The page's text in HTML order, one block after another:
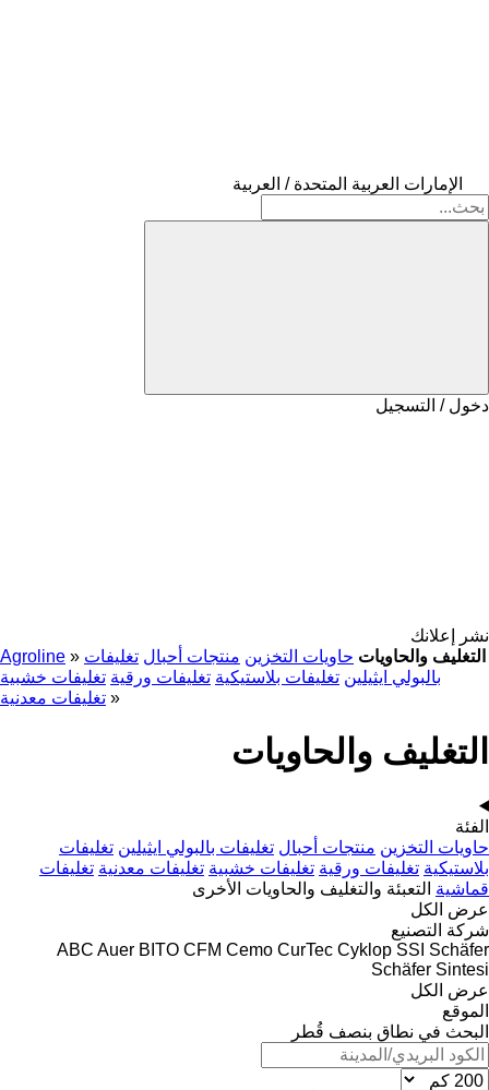
الإمارات العربية المتحدة / العربية
دخول / التسجيل
نشر إعلانك
Agroline » التغليف والحاويات حاويات التخزين منتجات أحبال تغليفات
بالبولي ايثيلين تغليفات بلاستيكية تغليفات ورقية تغليفات خشبية
تغليفات معدنية »
التغليف والحاويات
الفئة
حاويات التخزين منتجات أحبال تغليفات بالبولي ايثيلين تغليفات
بلاستيكية تغليفات ورقية تغليفات خشبية تغليفات معدنية تغليفات
قماشية التعبئة والتغليف والحاويات الأخرى
عرض الكل
شركة التصنيع
ABC Auer BITO CFM Cemo CurTec Cyklop SSI Schäfer
Schäfer Sintesi
عرض الكل
الموقع
البحث في نطاق بنصف قُطر